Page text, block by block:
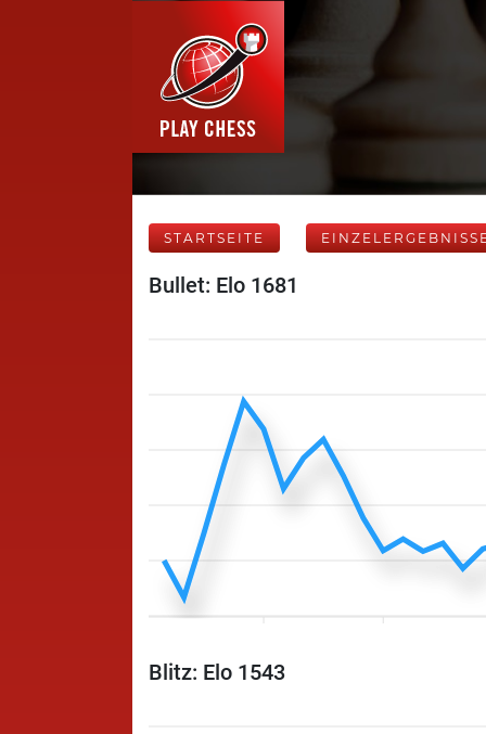
STARTSEITE
Bullet: Elo 1681
Blitz: Elo 1543